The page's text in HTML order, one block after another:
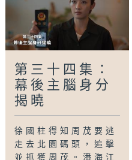
第三十四集：
幕後主腦身分
揭曉
徐國柱得知周茂要逃
走去北園碼頭，追擊
並抓獲周茂。潘海江